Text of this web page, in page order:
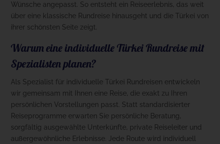
Wünsche angepasst. So entsteht ein Reiseerlebnis, das weit
über eine klassische Rundreise hinausgeht und die Türkei von
ihrer schönsten Seite zeigt.
Warum eine individuelle Türkei Rundreise mit
Spezialisten planen?
Als Spezialist für individuelle Türkei Rundreisen entwickeln
wir gemeinsam mit Ihnen eine Reise, die exakt zu Ihren
persönlichen Vorstellungen passt. Statt standardisierter
Reiseprogramme erwarten Sie persönliche Beratung,
sorgfältig ausgewählte Unterkünfte, private Reiseleiter und
außergewöhnliche Erlebnisse. Jede Route wird individuell